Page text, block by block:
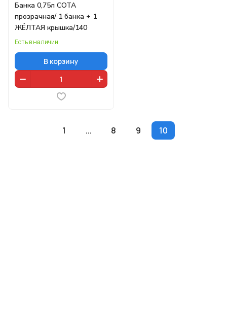
Банка 0,75л СОТА
прозрачная/ 1 банка + 1
ЖЁЛТАЯ крышка/140
Есть в наличии
В корзину
1 ... 8 9 10